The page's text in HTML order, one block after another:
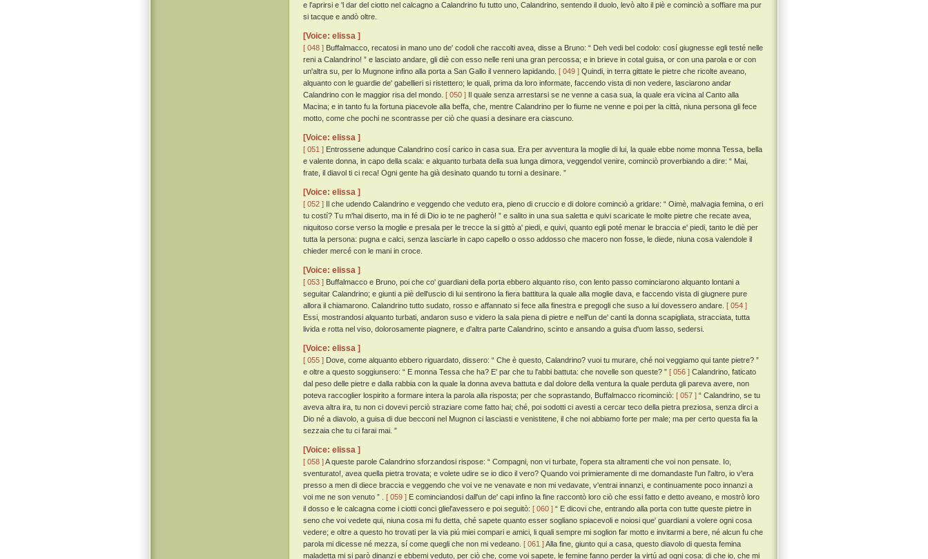
e l'aprirsi e 'l dar del ciotto nel calcagno a Calandrino fu tutto uno, Calandrino, sentendo il duolo, levò alto il piè e cominciò a soffiare ma pur
si tacque e andò oltre.
[Voice: elissa ]
[ 048 ] Buffalmacco, recatosi in mano uno de' codoli che raccolti avea, disse a Bruno: “ Deh vedi bel codolo: cosí giugnesse egli testé nelle
reni a Calandrino! ” e lasciato andare, gli diè con esso nelle reni una gran percossa; e in brieve in cotal guisa, or con una parola e or con
un'altra su, per lo Mugnone infino alla porta a San Gallo il vennero lapidando. [ 049 ] Quindi, in terra gittate le pietre che ricolte aveano,
alquanto con le guardie de' gabellieri si ristettero; le quali, prima da loro informate, faccendo vista di non vedere, lasciarono andar
Calandrino con le maggior risa del mondo. [ 050 ] Il quale senza arrestarsi se ne venne a casa sua, la quale era vicina al Canto alla
Macina; e in tanto fu la fortuna piacevole alla beffa, che, mentre Calandrino per lo fiume ne venne e poi per la città, niuna persona gli fece
motto, come che pochi ne scontrasse per ciò che quasi a desinare era ciascuno.
[Voice: elissa ]
[ 051 ] Entrossene adunque Calandrino cosí carico in casa sua. Era per avventura la moglie di lui, la quale ebbe nome monna Tessa, bella
e valente donna, in capo della scala: e alquanto turbata della sua lunga dimora, veggendol venire, cominciò proverbiando a dire: “ Mai,
frate, il diavol ti ci reca! Ogni gente ha già desinato quando tu torni a desinare. ”
[Voice: elissa ]
[ 052 ] Il che udendo Calandrino e veggendo che veduto era, pieno di cruccio e di dolore cominciò a gridare: “ Oimè, malvagia femina, o eri
tu costí? Tu m'hai diserto, ma in fé di Dio io te ne pagherò! ” e salito in una sua saletta e quivi scaricate le molte pietre che recate avea,
niquitoso corse verso la moglie e presala per le trecce la si gittò a' piedi, e quivi, quanto egli poté menar le braccia e' piedi, tanto le diè per
tutta la persona: pugna e calci, senza lasciarle in capo capello o osso addosso che macero non fosse, le diede, niuna cosa valendole il
chieder mercé con le mani in croce.
[Voice: elissa ]
[ 053 ] Buffalmacco e Bruno, poi che co' guardiani della porta ebbero alquanto riso, con lento passo cominciarono alquanto lontani a
seguitar Calandrino; e giunti a piè dell'uscio di lui sentirono la fiera battitura la quale alla moglie dava, e faccendo vista di giugnere pure
allora il chiamarono. Calandrino tutto sudato, rosso e affannato si fece alla finestra e pregogli che suso a lui dovessero andare. [ 054 ]
Essi, mostrandosi alquanto turbati, andaron suso e videro la sala piena di pietre e nell'un de' canti la donna scapigliata, stracciata, tutta
livida e rotta nel viso, dolorosamente piagnere, e d'altra parte Calandrino, scinto e ansando a guisa d'uom lasso, sedersi.
[Voice: elissa ]
[ 055 ] Dove, come alquanto ebbero riguardato, dissero: “ Che è questo, Calandrino? vuoi tu murare, ché noi veggiamo qui tante pietre? ”
e oltre a questo soggiunsero: “ E monna Tessa che ha? E' par che tu l'abbi battuta: che novelle son queste? ” [ 056 ] Calandrino, faticato
dal peso delle pietre e dalla rabbia con la quale la donna aveva battuta e dal dolore della ventura la quale perduta gli pareva avere, non
poteva raccoglier lospirito a formare intera la parola alla risposta; per che soprastando, Buffalmacco ricominciò: [ 057 ] “ Calandrino, se tu
aveva altra ira, tu non ci dovevi perciò straziare come fatto hai; ché, poi sodotti ci avesti a cercar teco della pietra preziosa, senza dirci a
Dio né a diavolo, a guisa di due becconi nel Mugnon ci lasciasti e venistitene, il che noi abbiamo forte per male; ma per certo questa fia la
sezzaia che tu ci farai mai. ”
[Voice: elissa ]
[ 058 ]A queste parole Calandrino sforzandosi rispose: “ Compagni, non vi turbate, l'opera sta altramenti che voi non pensate. Io,
sventurato!, avea quella pietra trovata; e volete udire se io dico il vero? Quando voi primieramente di me domandaste l'un l'altro, io v'era
presso a men di diece braccia e veggendo che voi ve ne venavate e non mi vedavate, v'entrai innanzi, e continuamente poco innanzi a
voi me ne son venuto ” . [ 059 ] E cominciandosi dall'un de' capi infino la fine raccontò loro ciò che essi fatto e detto aveano, e mostrò loro
il dosso e le calcagna come i ciotti conci gliel'avessero e poi seguitò: [ 060 ] “ E dicovi che, entrando alla porta con tutte queste pietre in
seno che voi vedete qui, niuna cosa mi fu detta, ché sapete quanto esser sogliano spiacevoli e noiosi que' guardiani a volere ogni cosa
vedere; e oltre a questo ho trovati per la via piú miei compari e amici, li quali sempre mi soglion far motto e invitarmi a bere, né alcun fu che
parola mi dicesse né mezza, sí come quegli che non mi vedeano. [ 061 ]Alla fine, giunto qui a casa, questo diavolo di questa femina
maladetta mi si parò dinanzi e ebbemi veduto, per ciò che, come voi sapete, le femine fanno perder la virtú ad ogni cosa: di che io, che mi